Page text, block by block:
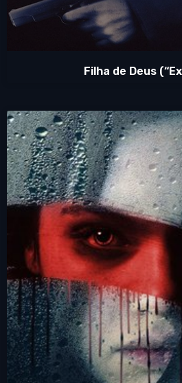
Filha de Deus